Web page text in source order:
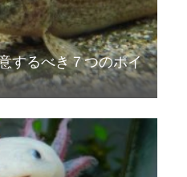
するべき７つのポイ